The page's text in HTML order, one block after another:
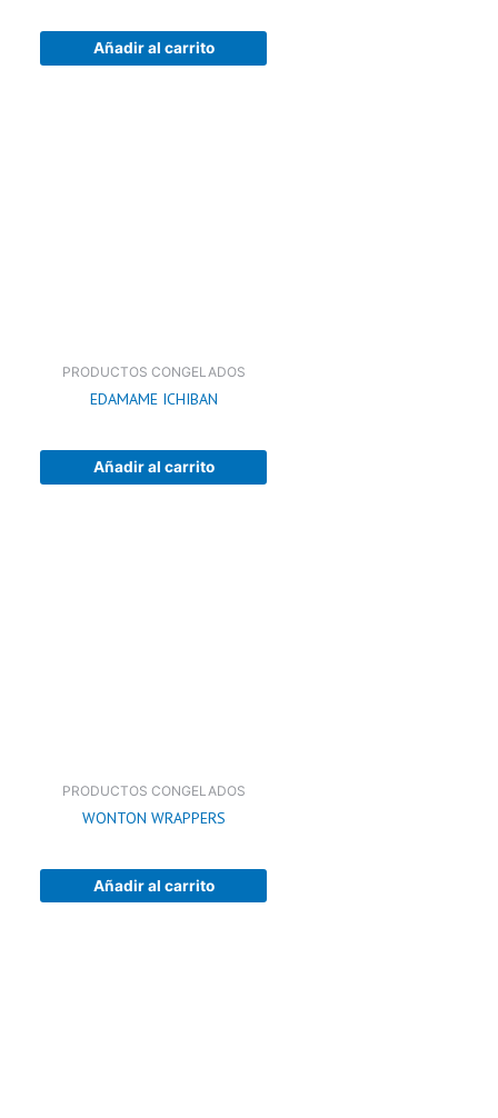
Añadir al carrito
PRODUCTOS CONGELADOS
EDAMAME ICHIBAN
Añadir al carrito
PRODUCTOS CONGELADOS
WONTON WRAPPERS
Añadir al carrito